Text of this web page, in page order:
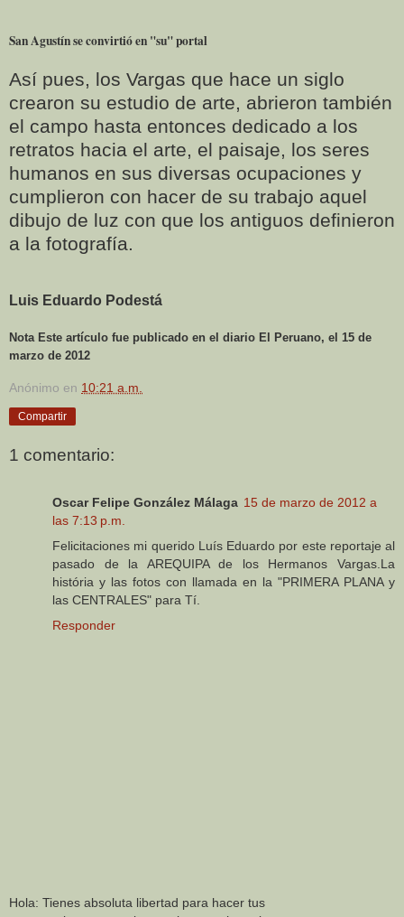
San Agustín se convirtió en "su" portal
Así pues, los Vargas que hace un siglo
crearon su estudio de arte, abrieron también
el campo hasta entonces dedicado a los
retratos hacia el arte, el paisaje, los seres
humanos en sus diversas ocupaciones y
cumplieron con hacer de su trabajo aquel
dibujo de luz con que los antiguos definieron
a la fotografía.
Luis Eduardo Podestá
Nota Este artículo fue publicado en el diario El Peruano, el 15 de
marzo de 2012
Anónimo en 10:21 a.m.
Compartir
1 comentario:
Oscar Felipe González Málaga 15 de marzo de 2012 a
las 7:13 p.m.
Felicitaciones mi querido Luís Eduardo por este reportaje al
pasado de la AREQUIPA de los Hermanos Vargas.La
história y las fotos con llamada en la "PRIMERA PLANA y
las CENTRALES" para Tí.
Responder
Hola: Tienes absoluta libertad para hacer tus